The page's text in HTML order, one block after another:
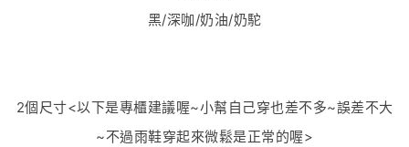
黑/深咖/奶油/奶駝
2個尺寸<以下是專櫃建議喔~小幫自己穿也差不多~誤差不大
~不過雨鞋穿起來微鬆是正常的喔>